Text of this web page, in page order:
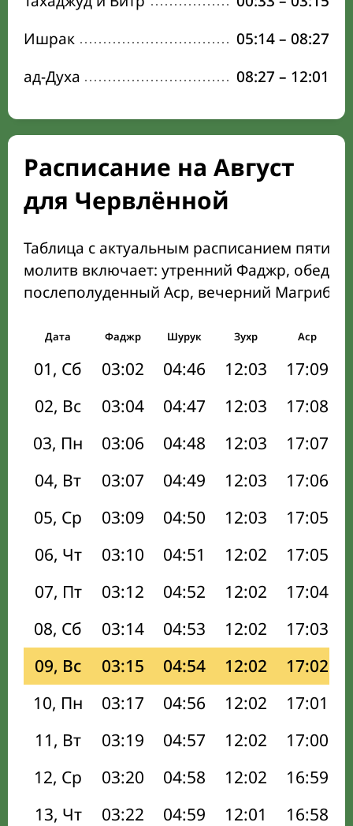
Ишрак
05:14– 08:27
ад-Духа
08:27 – 12:01
Расписание на Август
для Червлённой
Таблица с актуальным расписанием пяти
молитв включает: утренний Фаджр,
послеполуденный Аср, вечерний Магриб
Дата Фаджр Шурук Зухр Аср
01, Сб 03:02 04:46 12:03 17:09
02, Вс
03:04 04:47 12:03 17:08
03, Пн
03:06 04:48 12:03 17:07
04, Вт
03:07 04:49 12:03 17:06
05, Ср
03:09 04:50 12:03 17:05
06, Чт
03:10 04:51 12:02 17:05
07, Пт
03:12 04:52 12:02 17:04
08, Сб
03:14 04:53 12:02 17:03
09, Вс
03:15 04:54 12:02 17:02
10, Пн
03:17 04:56 12:02 17:01
11, Вт
03:19 04:57 12:02 17:00
12, Ср
03:20 04:58 12:02 16:59
13, Чт
03:22 04:59 12:01 16:58